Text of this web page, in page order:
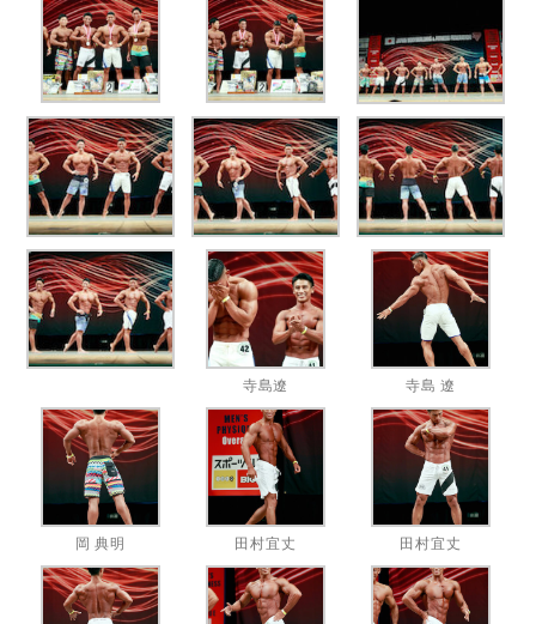
寺島遼 寺島 遼
岡 典明 田村宜丈 田村宜丈